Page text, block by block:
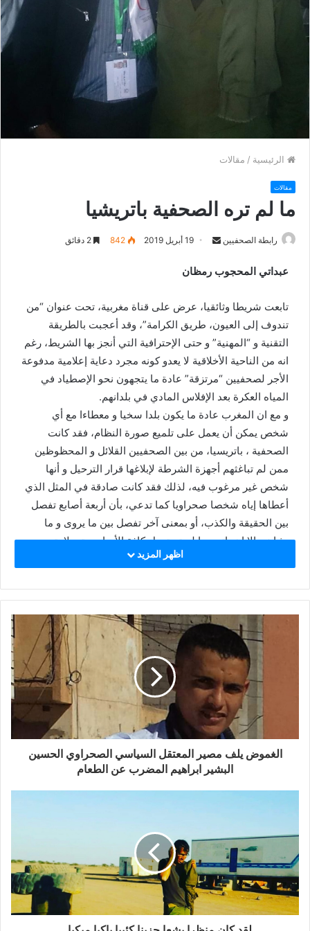
الرئيسية / مقالات
مقالات
ما لم تره الصحفية باتريشيا
رابطة الصحفيين
n
a
m
19 أبريل 2019 842
عبداتي المحجوب رمظان
تابعت شريطا وثائقيا، عرض على قناة مغربية، تحت عنوان “من
تندوف إلى العيون، طريق الكرامة”، وقد أعجبت بالطريقة
التقنية و “المهنية” و حتى الإحترافية التي أنجز بها الشريط، رغم
انه من الناحية الأخلاقية لا يعدو كونه مجرد دعاية إعلامية مدفوعة
الأجر لصحفيين “مرتزقة” عادة ما يتجهون نحو الإصطياد في
المياه العكرة بعد الإفلاس المادي في بلدانهم.
و مع ان المغرب عادة ما يكون بلدا سخيا و معطاءا مع أي
شخص يمكن أن يعمل على تلميع صورة النظام، فقد كانت
الصحفية ، باتريسيا، من بين الصحفيين القلائل و المحظوظين
ممن لم تباغثهم أجهزة الشرطة لإبلاغها قرار الترحيل و أنها
شخص غير مرغوب فيه، لذلك فقد كانت صادقة في المثل الذي
أعطاها إياه شخصا صحراويا كما تدعي، بأن أربعة أصابع تفصل
بين الحقيقة والكذب، أو بمعنى آخر تفصل بين ما يروى و ما
يشاهد، إلا ان باتريسيا لم تستعمل كافة الأصابع حتى لا يتم
ترحيلها، لذلك حذفت خنصر يدها خلال الرؤية ( الأصبع الصغير
الكرامة، رغم أنني شخصيا لم أفهم معنى “الكرامة” الذي تتحدث
عنه. هل هو مرتبط بإدعاءتها فيما يحدث شرق الجدار، او حول
ما يحدث غربه.
في هذه الدعاية الإعلامية والتي إرتدت عباءة الوثائقي، لن
أخوض في واقعة إدعاء “الإغتصاب”، لأن أهل الإختصاص هم
المعنيون بالأمر، والسلطات الصحراوية هي المخولة بإنصاف
الضحية إن ثبت الجرم، أو العكس في حالة عدم ثبوته ومحاكمة
المدعي، ولكن سأتطرق لمجموعة من النقط تؤكد أن باتريسيا
قد حادت عن طريق “الكرامة” نحو طريق “الذل والمهانة”.
اولا: لقد زار مخيمات اللاجئين الصحراويين، قبل باتريسا، صحفي
مغربي، كان يشرف على جريدتين مغربيتين “تل كيل” و “نيشان”،
سببا في تضييق الخناق عليه من طرف النظام المغربي حين
دحض نظرية “المحتجزين”، وكل ما يروج له الإعلام المغربي،
وهي نفس القناعة التي توصل إليها أيضا الصحفي المغربي
الشهير، علي لمرابط، وقد نال ذات المصير. والإثنين معا فرض
عليهم العيش في المنفى الإختياري في بلاد الغير، بعد ان خابت
آمالهم في أن يعيشوا بكل كرامة في وطن لا يحترم حقوق
اظهر المزيد
الغموض يلف مصير المعتقل السياسي الصحراوي الحسين
البشير ابراهيم المضرب عن الطعام